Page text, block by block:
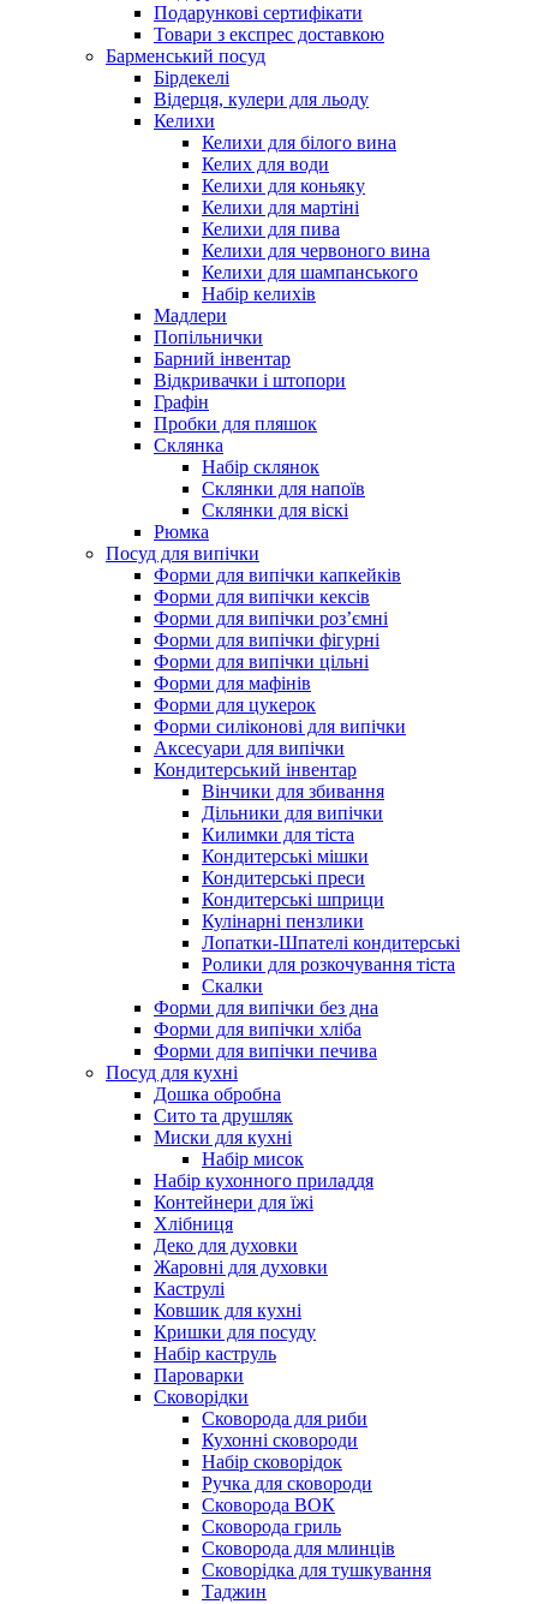
Подарункові сертифікати
Товари з експрес доставкою
Барменський посуд
Бірдекелі
Відерця, кулери для льоду
Келихи
Келихи для білого вина
Келих для води
Келихи для коньяку
Келихи для мартіні
Келихи для пива
Келихи для червоного вина
Келихи для шампанського
Набір келихів
Мадлери
Попільнички
Барний інвентар
Відкривачки і штопори
Графін
Пробки для пляшок
Склянка
Набір склянок
Склянки для напоїв
Склянки для віскі
Рюмка
Посуд для випічки
Форми для випічки капкейків
Форми для випічки кексів
Форми для випічки роз’ємні
Форми для випічки фігурні
Форми для випічки цільні
Форми для мафінів
Форми для цукерок
Форми силіконові для випічки
Аксесуари для випічки
Кондитерський інвентар
Вінчики для збивання
Дільники для випічки
Килимки для тіста
Кондитерські мішки
Кондитерські преси
Кондитерські шприци
Кулінарні пензлики
Лопатки-Шпателі кондитерські
Ролики для розкочування тіста
Скалки
Форми для випічки без дна
Форми для випічки хліба
Форми для випічки печива
Посуд для кухні
Дошка обробна
Сито та друшляк
Миски для кухні
Набір мисок
Набір кухонного приладдя
Контейнери для їжі
Хлібниця
Деко для духовки
Жаровні для духовки
Каструлі
Ковшик для кухні
Кришки для посуду
Набір каструль
Пароварки
Сковорідки
Сковорода для риби
Кухонні сковороди
Набір сковорідок
Ручка для сковороди
Сковорода ВОК
Сковорода гриль
Сковорода для млинців
Сковорідка для тушкування
Таджин